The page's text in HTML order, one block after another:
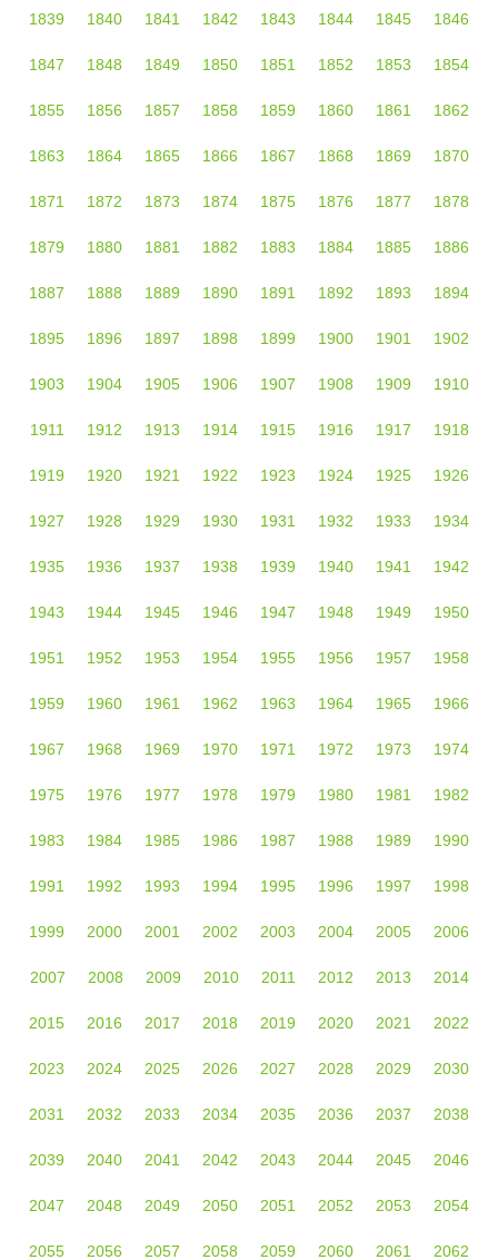
1839 1840 1841 1842 1843 1844 1845 1846
1847 1848 1849 1850 1851 1852 1853 1854
1855 1856 1857 1858 1859 1860 1861 1862
1863 1864 1865 1866 1867 1868 1869 1870
1871 1872 1873 1874 1875 1876 1877 1878
1879 1880 1881 1882 1883 1884 1885 1886
1887 1888 1889 1890 1891 1892 1893 1894
1895 1896 1897 1898 1899 1900 1901 1902
1903 1904 1905 1906 1907 1908 1909 1910
1911 1912 1913 1914 1915 1916 1917 1918
1919 1920 1921 1922 1923 1924 1925 1926
1927 1928 1929 1930 1931 1932 1933 1934
1935 1936 1937 1938 1939 1940 1941 1942
1943 1944 1945 1946 1947 1948 1949 1950
1951 1952 1953 1954 1955 1956 1957 1958
1959 1960 1961 1962 1963 1964 1965 1966
1967 1968 1969 1970 1971 1972 1973 1974
1975 1976 1977 1978 1979 1980 1981 1982
1983 1984 1985 1986 1987 1988 1989 1990
1991 1992 1993 1994 1995 1996 1997 1998
1999 2000 2001 2002 2003 2004 2005 2006
2007 2008 2009 2010 2011 2012 2013 2014
2015 2016 2017 2018 2019 2020 2021 2022
2023 2024 2025 2026 2027 2028 2029 2030
2031 2032 2033 2034 2035 2036 2037 2038
2039 2040 2041 2042 2043 2044 2045 2046
2047 2048 2049 2050 2051 2052 2053 2054
2055 2056 2057 2058 2059 2060 2061 2062